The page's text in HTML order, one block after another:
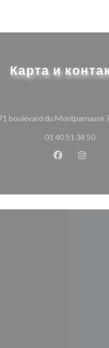
Карта и
boulevard du Montparnasse
01 40 51 34 50
Facebook